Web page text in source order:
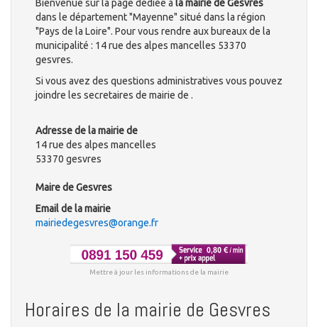
Bienvenue sur la page dédiée à la mairie de Gesvres
dans le département "Mayenne" situé dans la région
"Pays de la Loire". Pour vous rendre aux bureaux de la
municipalité : 14 rue des alpes mancelles 53370
gesvres.
Si vous avez des questions administratives vous pouvez
joindre les secretaires de mairie de .
Adresse de la mairie de
14 rue des alpes mancelles
53370 gesvres
Maire de Gesvres
Email de la mairie
mairiedegesvres@orange.fr
Mettre à jour les informations de la mairie
Horaires de la mairie de Gesvres